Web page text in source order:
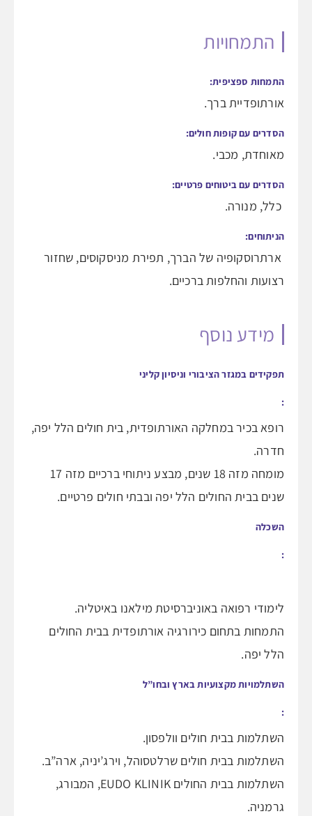
התמחויות
התמחות ספציפית:
אורתופדיית ברך.
הסדרים עם קופות חולים:
מאוחדת, מכבי.
הסדרים עם ביטוחים פרטיים:
כלל, מנורה.
הניתוחים:
ארתרוסקופיה של הברך, תפירת מניסקוסים, שחזור
רצועות והחלפות ברכיים.
מידע נוסף
תפקידים במגזר הציבורי וניסיון קליני
:
רופא בכיר במחלקה האורתופדית, בית חולים הלל יפה,
חדרה.
מומחה מזה 18 שנים, מבצע ניתוחי ברכיים מזה 17
שנים בבית החולים הלל יפה ובבתי חולים פרטיים.
השכלה
:
לימודי רפואה באוניברסיטת מילאנו באיטליה.
התמחות בתחום כירורגיה אורתופדית בבית החולים
הלל יפה.
השתלמויות מקצועיות בארץ ובחו”ל
:
השתלמות בבית חולים וולפסון.
השתלמות בבית חולים שרלטסוהל, וירג’יניה, ארה”ב.
השתלמות בבית החולים EUDO KLINIK, המבורג,
גרמניה.